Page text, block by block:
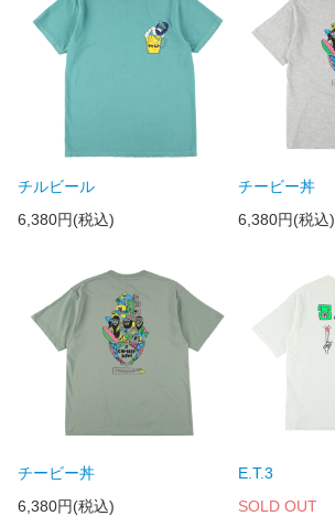
チルビール
6,380円(税込)
チービー丼
6,380円(税込)
チービー丼
6,380円(税込)
E.T.3
SOLD OUT